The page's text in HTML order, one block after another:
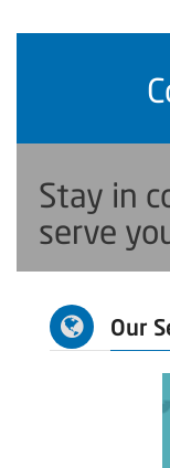
Stay in
serve
Our